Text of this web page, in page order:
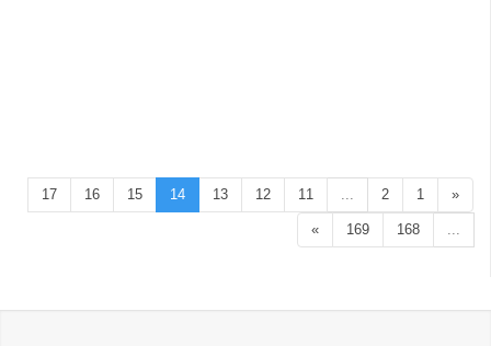
«
1
2
...
11
12
13
14
15
16
17
...
168
169
»